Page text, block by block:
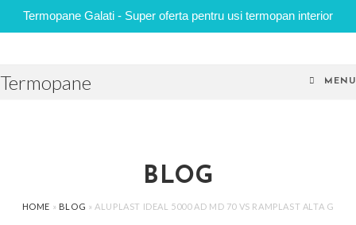
Termopane Galati - Super oferta pentru usi termopan interior
content
Termopane MENU
BLOG
HOME » BLOG » ALUPLAST IDEAL 5000 AD MD 70 VS RAMPLAST ALTA G